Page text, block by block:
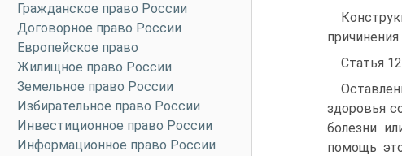
Гражданское право России
Договорное право России
Европейское право
Жилищное право России
Земельное право России
Избирательное право России
Инвестиционное право России
Информационное право России
Статья
здоровья
болезни
помощь